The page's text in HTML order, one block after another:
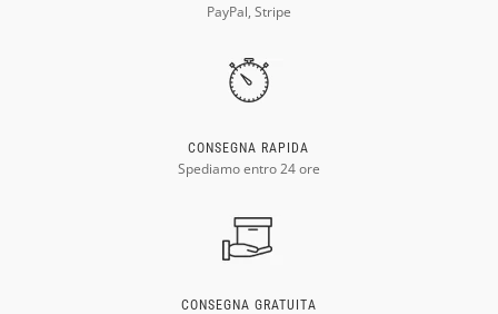
PayPal, Stripe
CONSEGNA RAPIDA
Spediamo entro 24 ore
CONSEGNA GRATUITA